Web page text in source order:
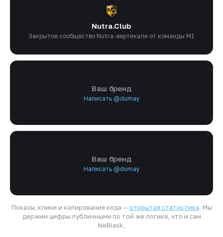
Nutra.Club
Закрытое сообщество Nutra-вертикали от команды M1
Ваш бренд
Написать @dumay
Ваш бренд
Написать @dumay
Показы, клики и копирования кода — открытая статистика. Мы
держим цифры публичными по той же логике, что и сам
NeBlask.